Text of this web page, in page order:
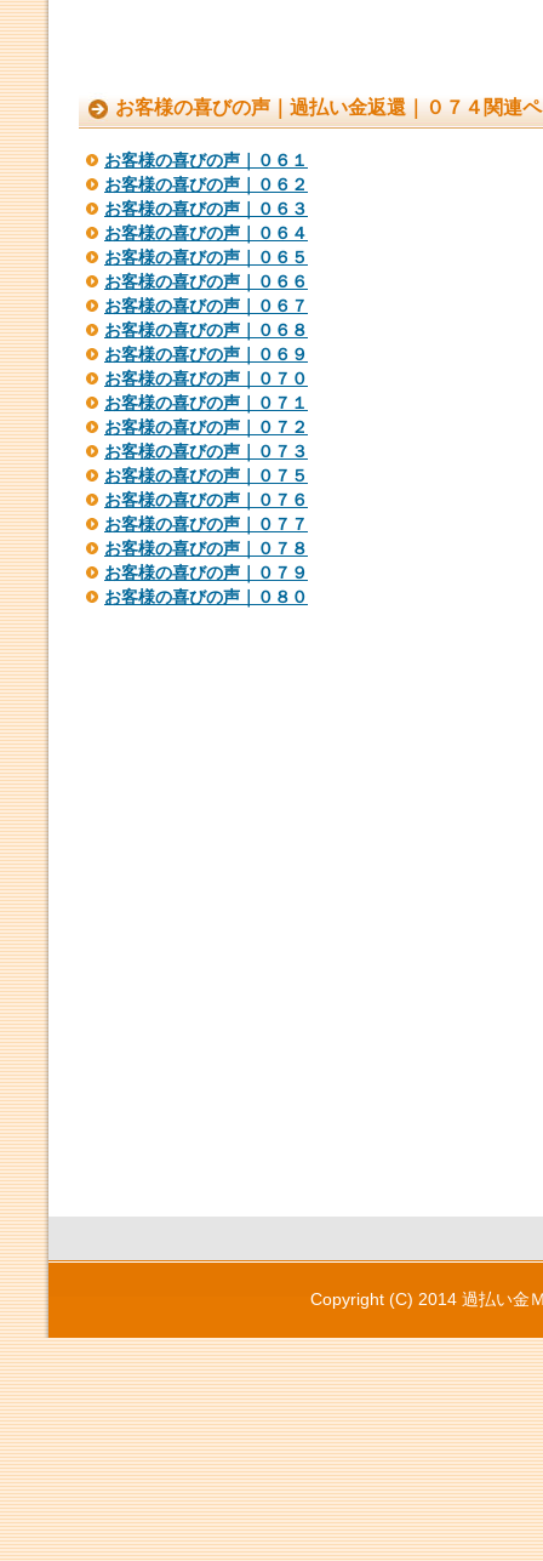
お客様の喜びの声｜過払い金返還｜０７４関連
お客様の喜びの声｜０６１
お客様の喜びの声｜０６２
お客様の喜びの声｜０６３
お客様の喜びの声｜０６４
お客様の喜びの声｜０６５
お客様の喜びの声｜０６６
お客様の喜びの声｜０６７
お客様の喜びの声｜０６８
お客様の喜びの声｜０６９
お客様の喜びの声｜０７０
お客様の喜びの声｜０７１
お客様の喜びの声｜０７２
お客様の喜びの声｜０７３
お客様の喜びの声｜０７５
お客様の喜びの声｜０７６
お客様の喜びの声｜０７７
お客様の喜びの声｜０７８
お客様の喜びの声｜０７９
お客様の喜びの声｜０８０
Copyright (C) 2014 過払い金